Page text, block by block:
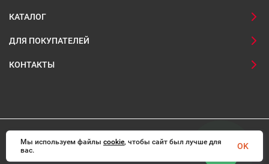
КАТАЛОГ
ДЛЯ ПОКУПАТЕЛЕЙ
КОНТАКТЫ
© 2008-2026 Interadoors.ru Все права защищены
Мы используем файлы cookie, чтобы сайт был лучше для
вас.
OK